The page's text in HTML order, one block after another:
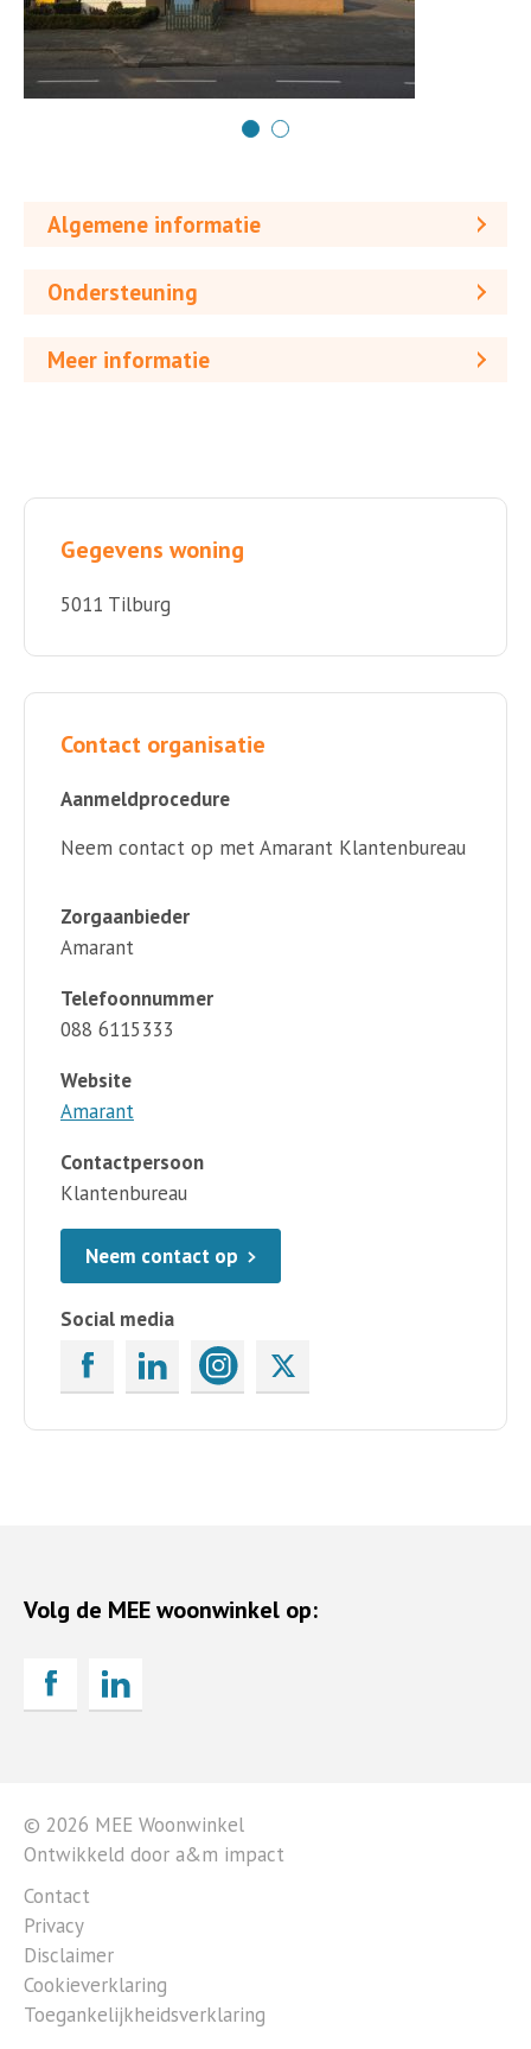
Algemene informatie
Ondersteuning
Meer informatie
Gegevens woning
5011 Tilburg
Contact organisatie
Aanmeldprocedure
Neem contact op met Amarant Klantenbureau
Zorgaanbieder
Amarant
Telefoonnummer
088 6115333
Website
Amarant
Contactpersoon
Klantenbureau
Neem contact op
Social media
Volg de MEE woonwinkel op:
© 2026 MEE Woonwinkel
Ontwikkeld door a&m impact
Contact
Privacy
Disclaimer
Cookieverklaring
Toegankelijkheidsverklaring